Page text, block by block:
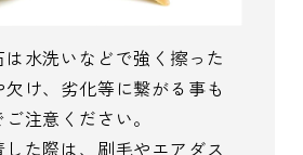
水洗いなどで強く擦った
欠け、劣化等に繋がる事も
注意ください。
た際は、刷毛やエアダス